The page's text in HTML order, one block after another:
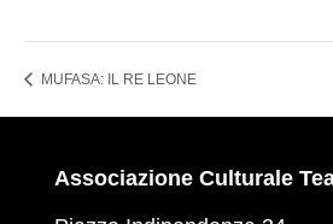
MUFASA: IL RE LEONE
Associazione Culturale